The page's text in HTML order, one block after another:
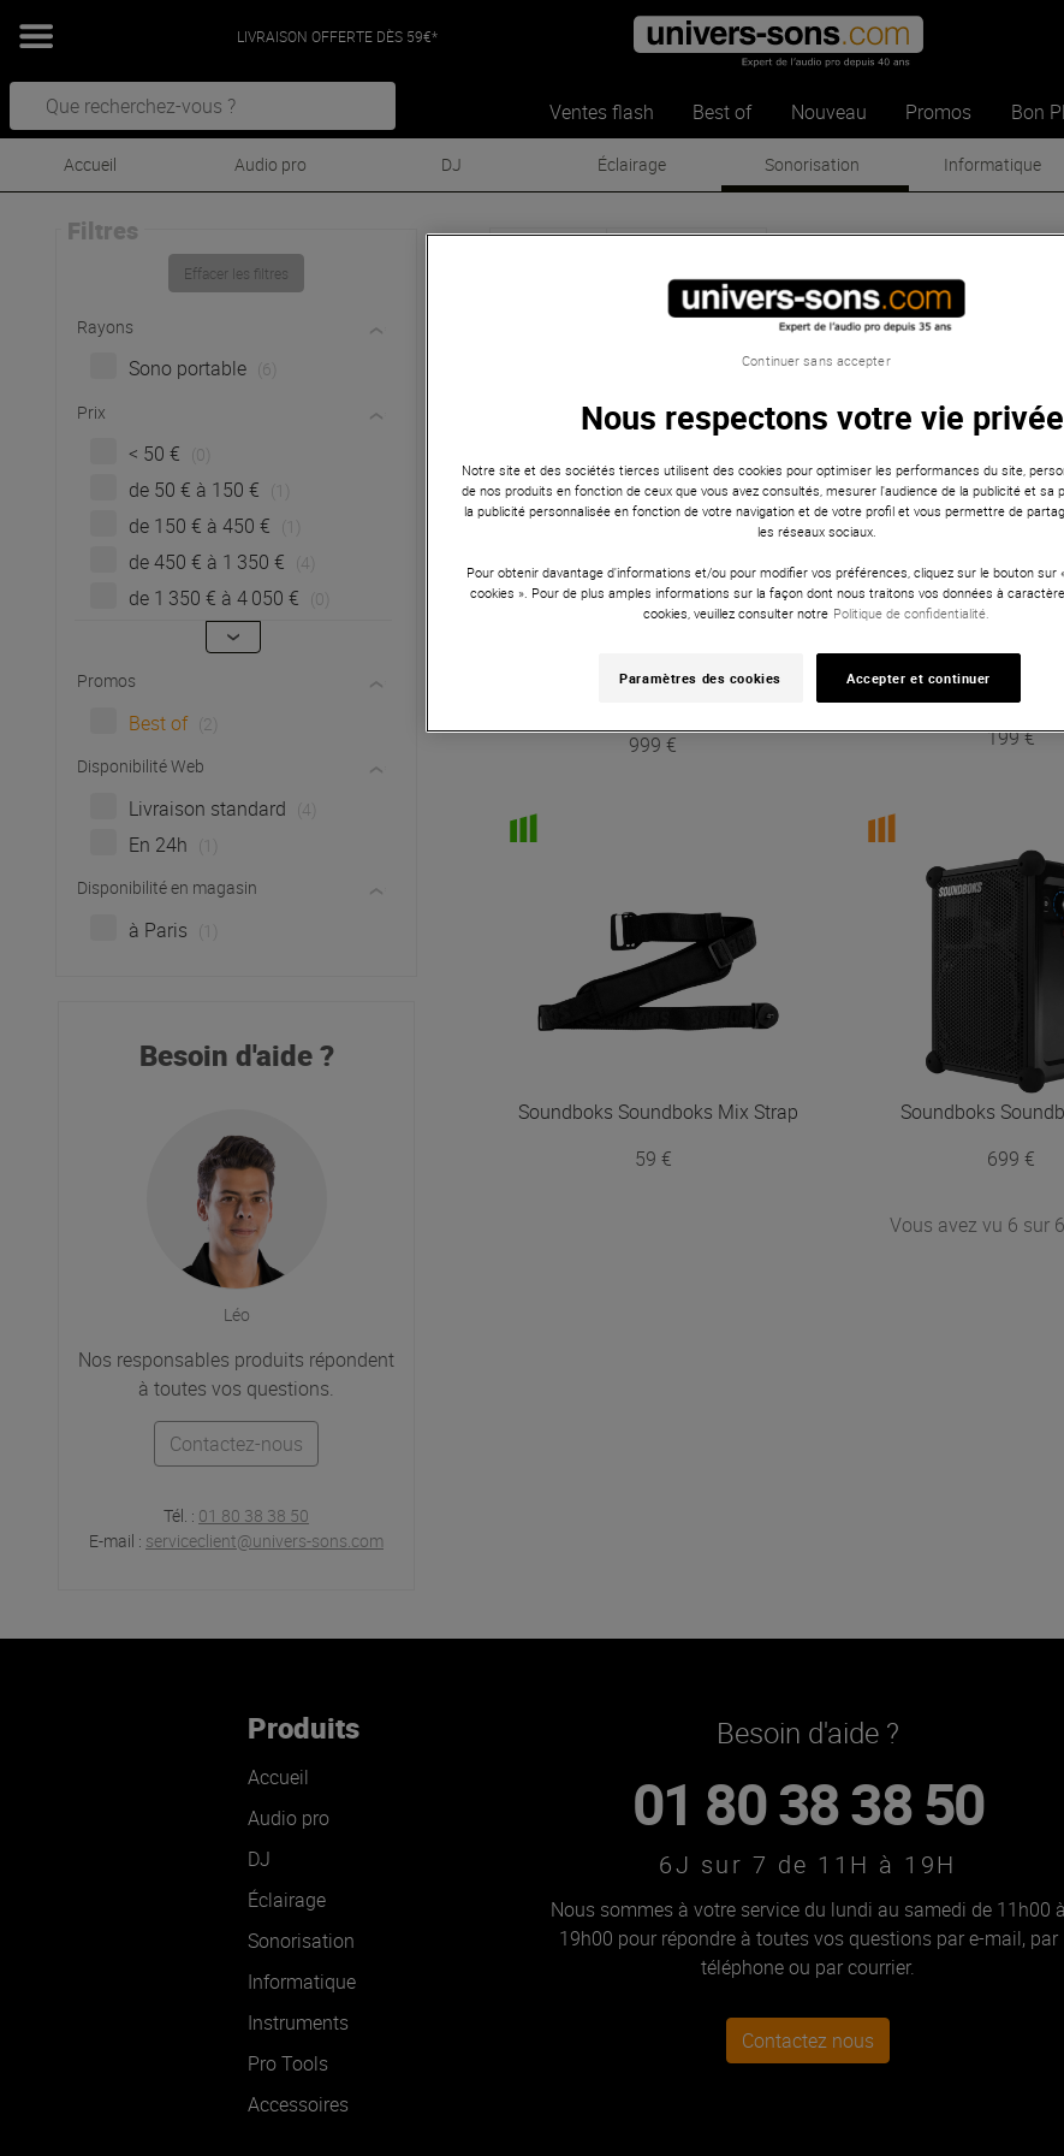
LIVRAISON OFFERTE DÈS 59€*
Ventes flash Best of Nouveau Promos Bon
Accueil Audio pro DJ Éclairage Sonorisation Informatique
Filtres
Effacer les filtres
Rayons
Sono portable
(6)
Prix
< 50 € (0)
de 50 € à 150 €
de 150 € à 450 €
de 450 € à 1 350 € (4)
de 1 350 € à 4 050 € (0)
Promos
Best of
(2)
Disponibilité Web
Livraison standard (4)
En 24h
Disponibilité en magasin
à Paris
Besoin d'aide ?
Léo
Nos responsables produits répondent
à toutes vos questions.
Contactez-nous
Tél. : 01 80 38 38 50
E-mail : serviceclient@univers-sons.com
Soundboks-Sonorisation
Best of
999 €
Soundboks
199 €
Soundboks Soundboks Mix Strap
59 €
Soundboks
699 €
Vous avez vu 6 sur
Besoin d'aide ?
01 80 38 38 50
6J sur 7 de 11H à 19H
Nous sommes à votre service du lundi au samedi de 11h00 à
19h00 pour répondre à toutes vos questions par e-mail, par
téléphone ou par courrier.
Contactez nous
Produits
Accueil
Audio pro
DJ
Éclairage
Sonorisation
Informatique
Instruments
Pro Tools
Accessoires
Nous respectons votre vie privée
Notre site et des sociétés tierces utilisent des cookies pour optimiser les performances du site,
de nos produits en fonction de ceux que vous avez consultés, mesurer l'audience de la publicité et sa
la publicité personnalisée en fonction de votre navigation et de votre profil et vous permettre de
les réseaux sociaux.
Pour obtenir davantage d'informations et/ou pour modifier vos préférences, cliquez sur le bouton sur
cookies ». Pour de plus amples informations sur la façon dont nous traitons vos données à
cookies, veuillez consulter notre Politique de confidentialité.
Paramètres des cookies Accepter et continuer
Continuer sans accepter